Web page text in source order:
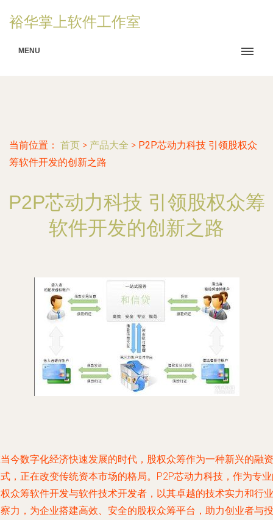
裕华掌上软件工作室
MENU
当前位置： 首页 > 产品大全 > P2P芯动力科技 引领股权众
筹软件开发的创新之路
P2P芯动力科技 引领股权众筹
软件开发的创新之路
今数字化经济快速发展的时代，股权众筹作为一种新兴的融资
，正在改变传统资本市场的格局。P2P芯动力科技，作为专
众筹软件开发与软件技术开发者，以其卓越的技术实力和行业
力，为企业搭建高效、安全的股权众筹平台，助力创业者与投